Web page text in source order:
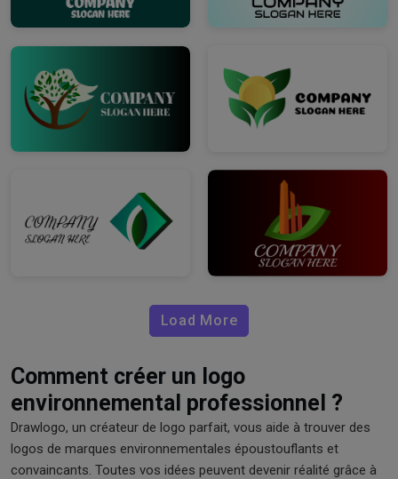
Load More
Comment créer un logo
environnemental professionnel ?
Drawlogo, un créateur de logo parfait, vous aide à trouver des
logos de marques environnementales époustouflants et
convaincants. Toutes vos idées peuvent devenir réalité grâce à